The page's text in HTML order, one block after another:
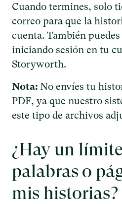
Cuando termines, solo
correo para que la
cuenta. También
iniciando sesión en tu
Storyworth.
Nota: No envíes tu
PDF, ya que nuestro
este tipo de archivos
¿Hay un
palabras o
mis historias?